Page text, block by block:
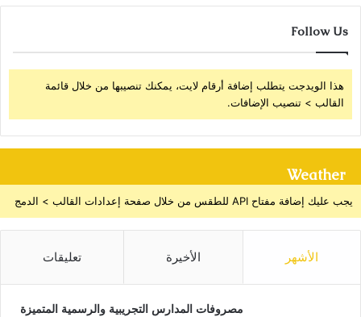
Follow Us
هذا الويدجت يتطلب إضافة أرقام لايت، يمكنك تنصيبها من خلال قائمة
القالب > تنصيب الإضافات.
Weather
يجب عليك إضافة مفتاح API للطقس من خلال صفحة إعدادات القالب > الدمج
الأشهر الأخيرة تعليقات
مصروفات المدارس التجريبية والرسمية المتميزة